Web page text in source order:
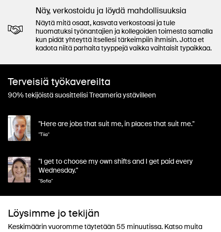
Näy, verkostoidu ja löydä mahdollisuuksia
Näytä mitä osaat, kasvata verkostoasi ja tule
huomatuksi työnantajien ja kollegoiden toimesta samalla
kun pidät yhteyttä itsellesi tärkeimpiin ihmisin. Jotta et
kadota niitä parhaita tyyppejä vaikka vaihtaisit typaikkaa.
Terveisiä työkavereilta
90% tekijöistä suosittelisi Treameria ystävilleen
"Here are jobs that suit me, in places that suit me."
"Tiia"
"I get to choose my own shifts and I get paid every
Wednesday."
"Sofia"
Löysimme jo tekijän
Keskimäärin vuoromme täytetään 55 minuutissa. Katso muita